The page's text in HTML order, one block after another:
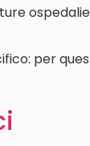
per